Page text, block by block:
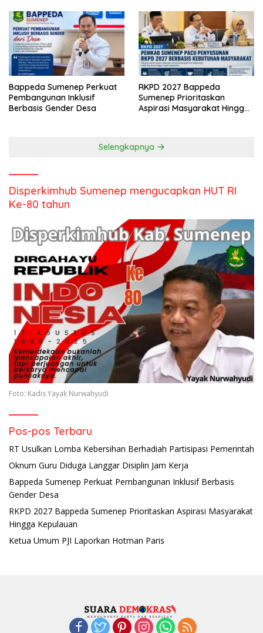
Bappeda Sumenep Perkuat
Pembangunan Inklusif
Berbasis Gender Desa
RKPD 2027 Bappeda
Sumenep Prioritaskan
Aspirasi Masyarakat Hingga
Selengkapnya
Disperkimhub Sumenep mengucapkan HUT RI
Ke-80 tahun
Foto: Kadis Yayak Nurwahyudi
Pos-pos Terbaru
RT Usulkan Lomba Kebersihan Berhadiah Partisipasi Pemerintah
Oknum Guru Diduga Langgar Disiplin Jam Kerja
Bappeda Sumenep Perkuat Pembangunan Inklusif Berbasis
Gender Desa
RKPD 2027 Bappeda Sumenep Prioritaskan Aspirasi Masyarakat
Hingga Kepulauan
Ketua Umum PJI Laporkan Hotman Paris